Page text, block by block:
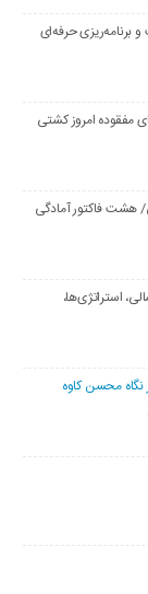
حرفه‌ای
مفقوده امروز کشتی
هشت فاکتور آمادگی
استراتژی‌ها،
محسن کاوه